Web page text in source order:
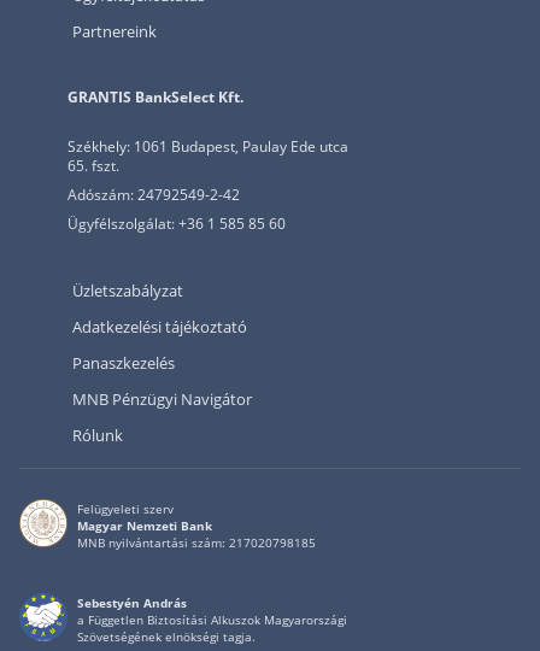
Partnereink
GRANTIS BankSelect Kft.
Székhely: 1061 Budapest, Paulay Ede utca
65. fszt.
Adószám: 24792549-2-42
Ügyfélszolgálat: +36 1 585 85 60
Üzletszabályzat
Adatkezelési tájékoztató
Panaszkezelés
MNB Pénzügyi Navigátor
Rólunk
Felügyeleti szerv
Magyar Nemzeti Bank
MNB nyilvántartási szám: 217020798185
Sebestyén András
a Független Biztosítási Alkuszok Magyarországi
Szövetségének elnökségi tagja.